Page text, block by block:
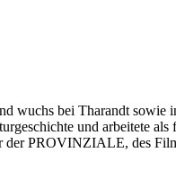
wuchs bei Tharandt
und arbeitete
PROVINZIALE, des